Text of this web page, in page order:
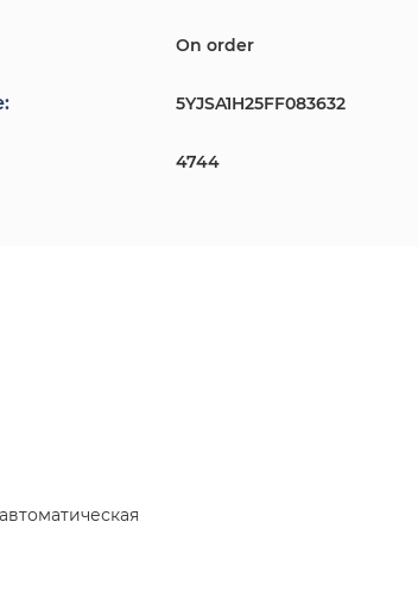
On order
5YJSA1H25FF083632
4744